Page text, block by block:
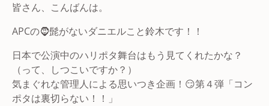
皆さん、こんばんは。
APCの🧔髭がないダニエルこと鈴木です！！
日本で公演中のハリポタ舞台はもう見てくれたかな？
（って、しつこいですか？）
気まぐれな管理人による思いつき企画！😏第４弾「コン
ポタは裏切らない！！」